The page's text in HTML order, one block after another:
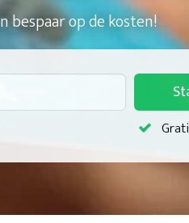
op de kosten!